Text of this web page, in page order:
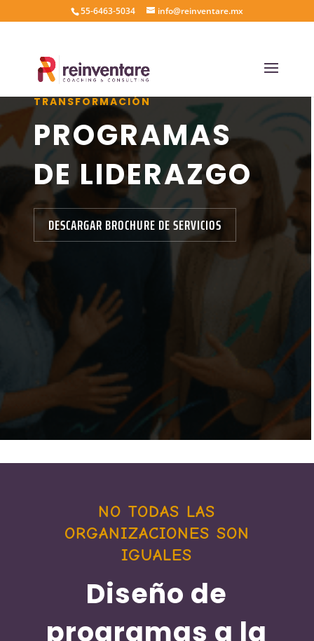
55-6463-5034 info@reinventare.mx
TRANSFORMACIÓN
PROGRAMAS
DE LIDERAZGO
DESCARGAR BROCHURE DE SERVICIOS
NO TODAS LAS
ORGANIZACIONES SON
IGUALES
Diseño de
programas a la